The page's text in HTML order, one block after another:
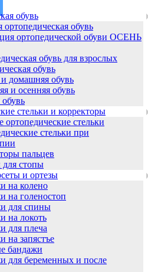
обувь
ортопедическая обувь
ортопедической обуви ОСЕНЬ
обувь для взрослых
обувь
домашняя обувь
и осенняя обувь
стельки и корректоры
ортопедические стельки
стельки при
пальцев
стопы
и ортезы
на колено
на голеностоп
для спины
на локоть
для плеча
на запястъе
бандажи
для беременных и после